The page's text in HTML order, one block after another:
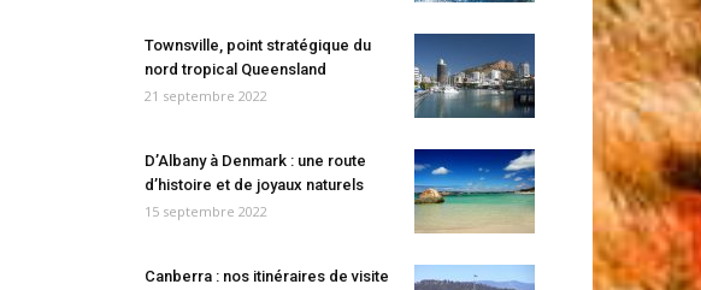
Townsville, point stratégique du
nord tropical Queensland
21 septembre 2022
D’Albany à Denmark : une route
d’histoire et de joyaux naturels
15 septembre 2022
Canberra : nos itinéraires de visite